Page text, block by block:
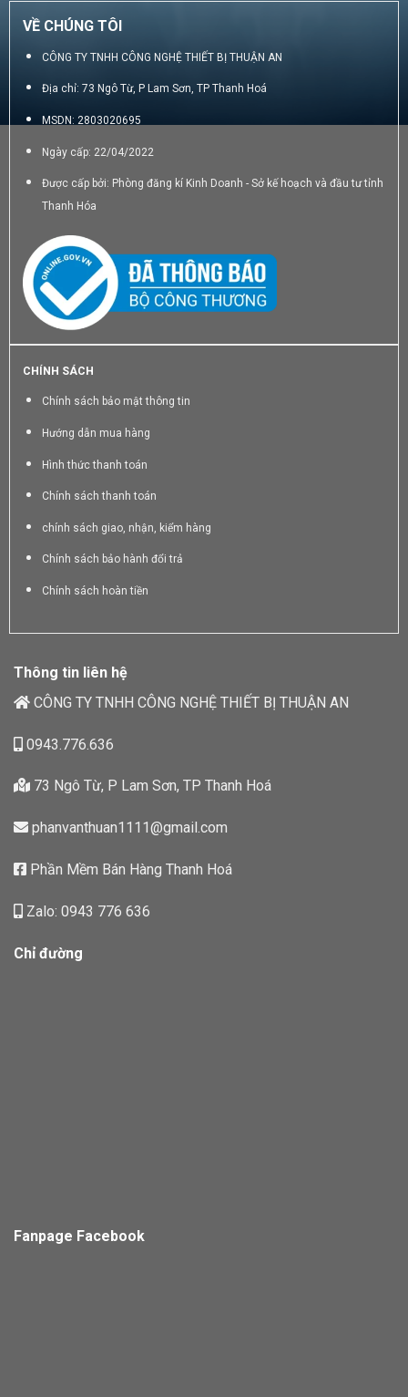
VỀ CHÚNG TÔI
CÔNG TY TNHH CÔNG NGHỆ THIẾT BỊ THUẬN AN
Địa chỉ: 73 Ngô Từ, P Lam Sơn, TP Thanh Hoá
MSDN: 2803020695
Ngày cấp: 22/04/2022
Được cấp bởi: Phòng đăng kí Kinh Doanh - Sở kế hoạch và đầu tư tỉnh
Thanh Hóa
CHÍNH SÁCH
Chính sách bảo mật thông tin
Hướng dẫn mua hàng
Hình thức thanh toán
Chính sách thanh toán
chính sách giao, nhận, kiểm hàng
Chính sách bảo hành đổi trả
Chính sách hoàn tiền
Thông tin liên hệ
CÔNG TY TNHH CÔNG NGHỆ THIẾT BỊ THUẬN AN
0943.776.636
73 Ngô Từ, P Lam Sơn, TP Thanh Hoá
phanvanthuan1111@gmail.com
Phần Mềm Bán Hàng Thanh Hoá
Zalo: 0943 776 636
Chỉ đường
Fanpage Facebook